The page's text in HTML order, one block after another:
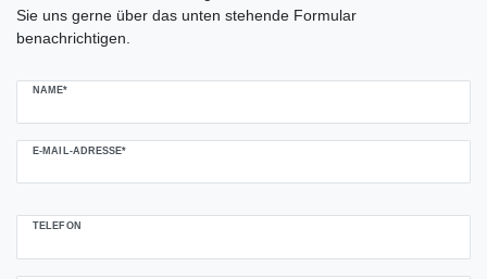
Sie uns gerne über das unten stehende Formular
benachrichtigen.
NAME*
E-MAIL-ADRESSE*
TELEFON